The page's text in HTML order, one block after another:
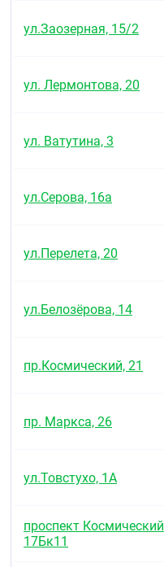
ул.Заозерная, 15/2
ул. Лермонтова, 20
ул. Ватутина, 3
ул.Серова, 16а
ул.Перелета, 20
ул.Белозёрова, 14
пр.Космический, 21
пр. Маркса, 26
ул.Товстухо, 1А
проспект Космический
17Бк11